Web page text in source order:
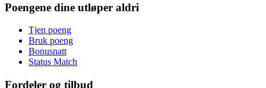
Poengene dine utløper aldri
Tjen poeng
Bruk poeng
Bonusnatt
Status Match
Fordeler og tilbud